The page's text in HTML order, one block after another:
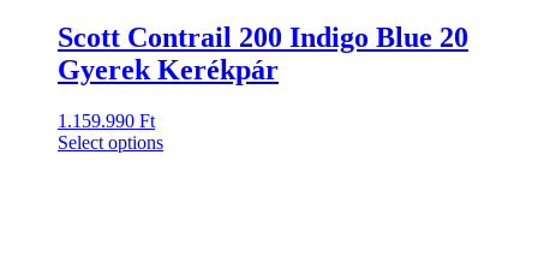
Scott Contrail 200 Indigo Blue 20
Gyerek Kerékpár
1.159.990 Ft
Select options